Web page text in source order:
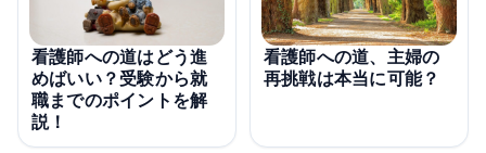
看護師への道はどう進
めばいい？受験から就
職までのポイントを解
説！
看護師への道、主婦の
再挑戦は本当に可能？